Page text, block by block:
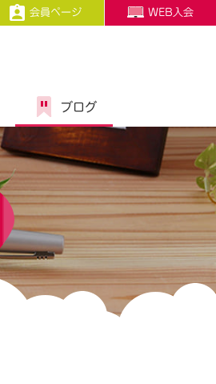
会員ページ WEB入会
ブログ